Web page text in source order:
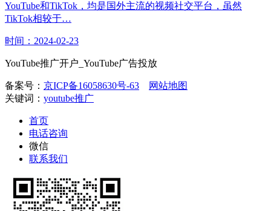
YouTube和TikTok，均是国外主流的视频社交平台，虽然
TikTok相较于…
时间：2024-02-23
YouTube推广开户_YouTube广告投放
备案号： 京ICP备16058630号-63
网站地图
关键词： youtube推广
首页
电话咨询
微信
联系我们